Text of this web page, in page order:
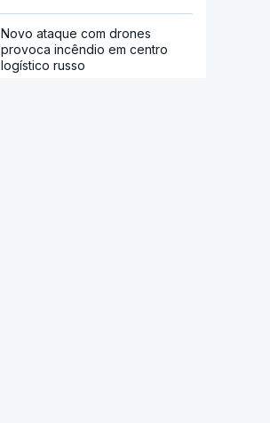
Novo ataque com drones
provoca incêndio em centro
logístico russo